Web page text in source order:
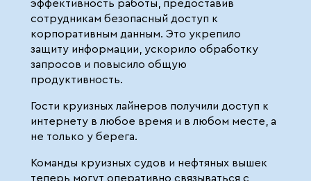
эффективность работы, предоставив
сотрудникам безопасный доступ к
корпоративным данным. Это укрепило
защиту информации, ускорило обработку
запросов и повысило общую
продуктивность.
Гости круизных лайнеров получили доступ к
интернету в любое время и в любом месте, а
не только у берега.
Команды круизных судов и нефтяных вышек
теперь могут оперативно связываться с